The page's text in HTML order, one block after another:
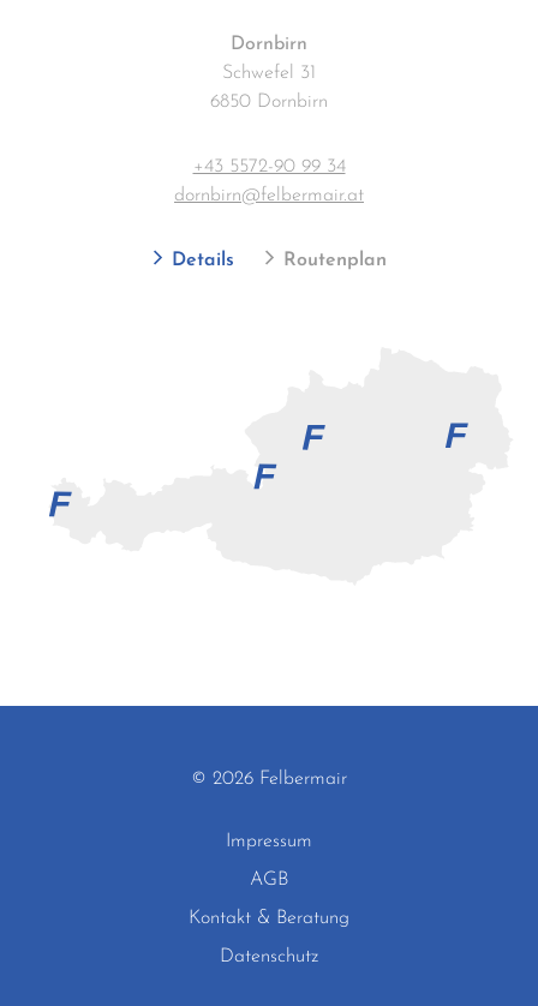
Dornbirn
Schwefel 31
6850 Dornbirn
+43 5572-90 99 34
dornbirn@felbermair.at
Details Routenplan
© 2026 Felbermair
Impressum
AGB
Kontakt & Beratung
Datenschutz